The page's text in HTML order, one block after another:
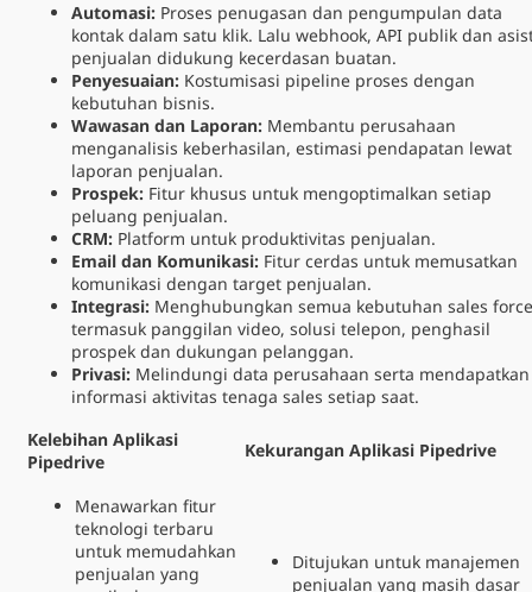
Automasi: Proses penugasan dan pengumpulan data
kontak dalam satu klik. Lalu webhook, API publik dan
penjualan didukung kecerdasan buatan.
Penyesuaian: Kostumisasi pipeline proses dengan
kebutuhan bisnis.
Wawasan dan Laporan: Membantu perusahaan
menganalisis keberhasilan, estimasi pendapatan lewat
laporan penjualan.
Prospek: Fitur khusus untuk mengoptimalkan setiap
peluang penjualan.
CRM: Platform untuk produktivitas penjualan.
Email dan Komunikasi: Fitur cerdas untuk memusatkan
komunikasi dengan target penjualan.
Integrasi: Menghubungkan semua kebutuhan sales force
termasuk panggilan video, solusi telepon, penghasil
prospek dan dukungan pelanggan.
Privasi: Melindungi data perusahaan serta mendapatkan
informasi aktivitas tenaga sales setiap saat.
Kelebihan Aplikasi
Pipedrive
Kekurangan Aplikasi Pipedrive
Menawarkan fitur
teknologi terbaru
untuk memudahkan
penjualan yang
Ditujukan untuk manajemen
penjualan yang masih dasar